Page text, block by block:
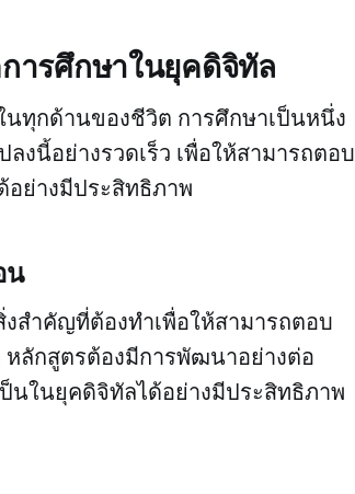
ารศึกษาในยุคดิจิทัล
ทุกด้านของชีวิต การศึกษาเป็นหนึ่ง
งนี้อย่างรวดเร็ว เพื่อให้สามารถตอบ
อย่างมีประสิทธิภาพ
น
สำคัญที่ต้องทำเพื่อให้สามารถตอบ
ลักสูตรต้องมีการพัฒนาอย่างต่อ
นในยุคดิจิทัลได้อย่างมีประสิทธิภาพ